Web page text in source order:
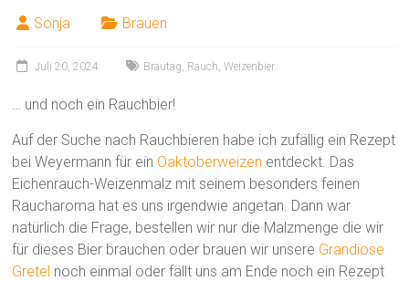
Sonja Brauen
Juli 20, 2024 Brautag, Rauch,Weizenbier
… und noch ein Rauchbier!
Auf der Suche nach Rauchbieren habe ich zufällig ein Rezept
bei Weyermann für ein Oaktoberweizen entdeckt. Das
Eichenrauch-Weizenmalz mit seinem besonders feinen
Raucharoma hat es uns irgendwie angetan. Dann war
natürlich die Frage, bestellen wir nur die Malzmenge die wir
für dieses Bier brauchen oder brauen wir unsere Grandiose
Gretel noch einmal oder fällt uns am Ende noch ein Rezept